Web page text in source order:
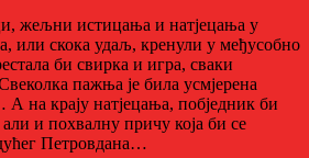
жељни истицања и натјецања у
или скока удаљ, кренули у међусобно
би свирка и игра, сваки
пажња је била усмјерена
на крају натјецања, побједник би
и похвалну причу која би се
Петровдана…